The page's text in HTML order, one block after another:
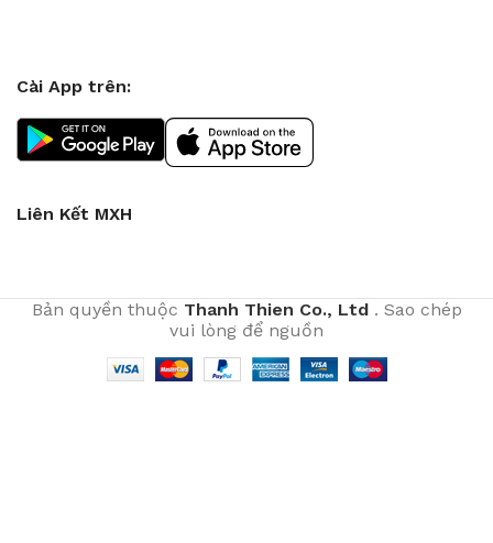
Cài App trên:
Liên Kết MXH
Bản quyền thuộc Thanh Thien Co., Ltd. Sao chép
vui lòng để nguồn